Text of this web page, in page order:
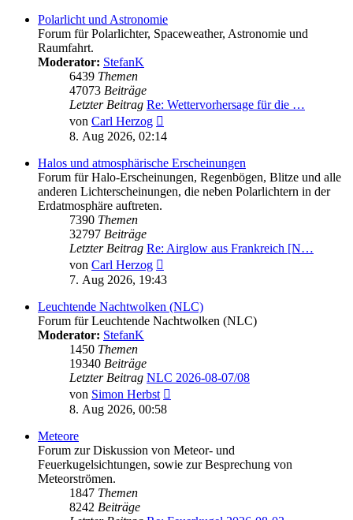
Polarlicht und Astronomie
Forum für Polarlichter, Spaceweather, Astronomie und
Raumfahrt.
Moderator: StefanK
6439 Themen
47073 Beiträge
Letzter Beitrag Re: Wettervorhersage für die …
von Carl Herzog
Beitrag
8. Aug 2026, 02:14
Halos und atmosphärische Erscheinungen
Forum für Halo-Erscheinungen, Regenbögen, Blitze und alle
anderen Lichterscheinungen, die neben Polarlichtern in der
Erdatmosphäre auftreten.
7390 Themen
32797 Beiträge
Letzter Beitrag Re: Airglow aus Frankreich [N…
von Carl Herzog
Beitrag
7. Aug 2026, 19:43
Leuchtende Nachtwolken (NLC)
Forum für Leuchtende Nachtwolken (NLC)
Moderator: StefanK
1450 Themen
19340 Beiträge
Letzter Beitrag NLC 2026-08-07/08
von Simon Herbst
8. Aug 2026, 00:58
Meteore
Forum zur Diskussion von Meteor- und
Feuerkugelsichtungen, sowie zur Besprechung von
Meteorströmen.
1847 Themen
8242 Beiträge